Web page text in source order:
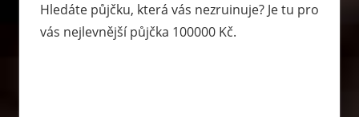
Hledáte půjčku, která vás nezruinuje? Je tu pro
vás nejlevnější půjčka 100000 Kč.